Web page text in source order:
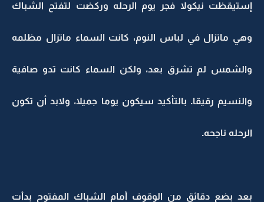
إستيقظت نيكولا فجر يوم الرحله وركضت لتفتح الشباك
وهي ماتزال في لباس النوم، كانت السماء ماتزال مظلمه
والشمس لم تشرق بعد، ولكن السماء كانت تدو صافية
والنسيم رقيقا. بالتأكيد سيكون يوما جميلا، ولابد أن تكون
الرحله ناجحه.
بعد بضع دقائق من الوقوف أمام الشباك المفتوح بدأت